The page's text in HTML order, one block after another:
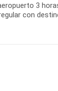
3
con